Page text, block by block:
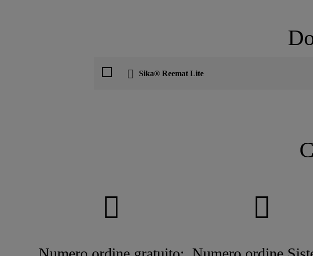
Sika® Reemat Lite